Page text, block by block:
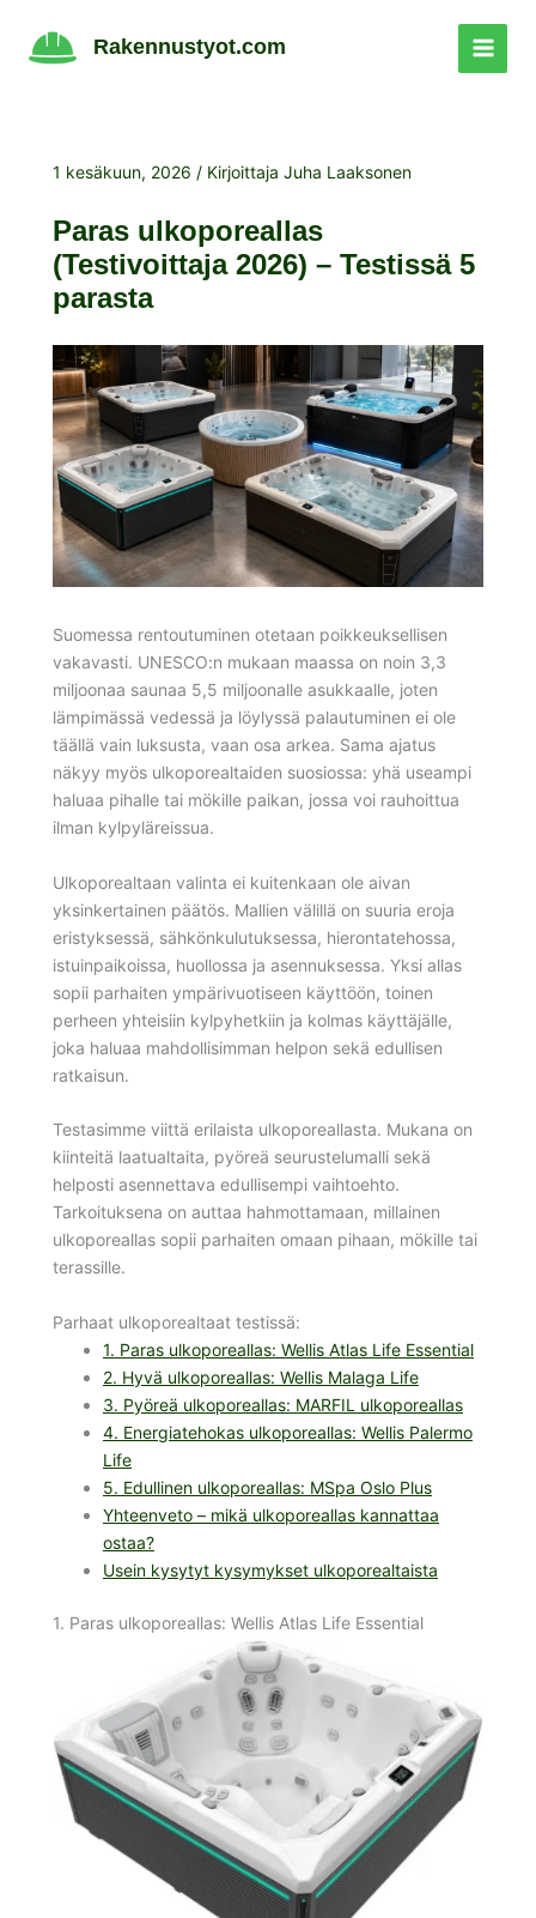
sisältöön
Rakennustyot.com
1 kesäkuun, 2026 / Kirjoittaja Juha Laaksonen
Paras ulkoporeallas
(Testivoittaja 2026) – Testissä 5
parasta
Suomessa rentoutuminen otetaan poikkeuksellisen
vakavasti. UNESCO:n mukaan maassa on noin 3,3
miljoonaa saunaa 5,5 miljoonalle asukkaalle, joten
lämpimässä vedessä ja löylyssä palautuminen ei ole
täällä vain luksusta, vaan osa arkea. Sama ajatus
näkyy myös ulkoporealtaiden suosiossa: yhä useampi
haluaa pihalle tai mökille paikan, jossa voi rauhoittua
ilman kylpyläreissua.
Ulkoporealtaan valinta ei kuitenkaan ole aivan
yksinkertainen päätös. Mallien välillä on suuria eroja
eristyksessä, sähkönkulutuksessa, hierontatehossa,
istuinpaikoissa, huollossa ja asennuksessa. Yksi allas
sopii parhaiten ympärivuotiseen käyttöön, toinen
perheen yhteisiin kylpyhetkiin ja kolmas käyttäjälle,
joka haluaa mahdollisimman helpon sekä edullisen
ratkaisun.
Testasimme viittä erilaista ulkoporeallasta. Mukana on
kiinteitä laatualtaita, pyöreä seurustelumalli sekä
helposti asennettava edullisempi vaihtoehto.
Tarkoituksena on auttaa hahmottamaan, millainen
ulkoporeallas sopii parhaiten omaan pihaan, mökille tai
terassille.
Parhaat ulkoporealtaat testissä:
1. Paras ulkoporeallas: Wellis Atlas Life Essential
2. Hyvä ulkoporeallas: Wellis Malaga Life
3. Pyöreä ulkoporeallas: MARFIL ulkoporeallas
4. Energiatehokas ulkoporeallas: Wellis Palermo
Life
5. Edullinen ulkoporeallas: MSpa Oslo Plus
Yhteenveto – mikä ulkoporeallas kannattaa
ostaa?
Usein kysytyt kysymykset ulkoporealtaista
1. Paras ulkoporeallas: Wellis Atlas Life Essential